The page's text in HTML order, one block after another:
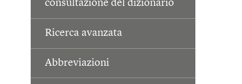
consultazione del dizionario
Ricerca avanzata
Abbreviazioni